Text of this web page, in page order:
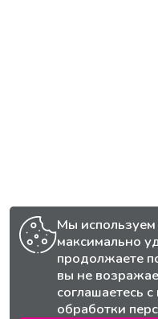
Мы используем
максимально
продолжаете
вы не
соглашаетесь
обработки